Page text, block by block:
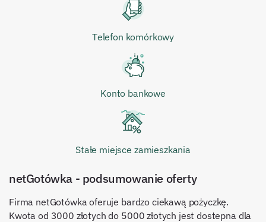
Telefon komórkowy
Konto bankowe
Stałe miejsce zamieszkania
netGotówka - podsumowanie oferty
Firma netGotówka oferuje bardzo ciekawą pożyczkę.
Kwota od 3000 złotych do 5000 złotych jest dostepna dla